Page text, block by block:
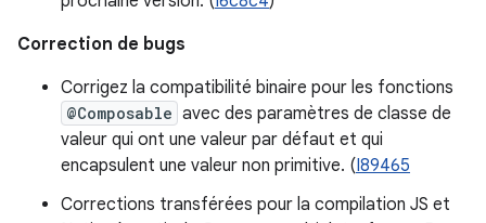
Correction de bugs
Corrigez la compatibilité binaire pour les fonctions
@Composable avec des paramètres de classe de
valeur qui ont une valeur par défaut et qui
encapsulent une valeur non primitive. (I89465
Corrections transférées pour la compilation JS et